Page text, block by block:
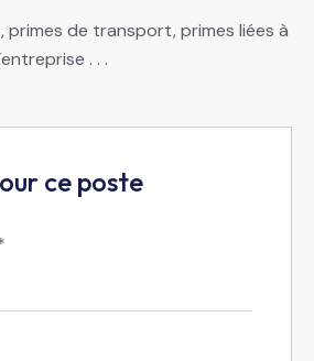
de transport, primes liées à
. . .
ce poste